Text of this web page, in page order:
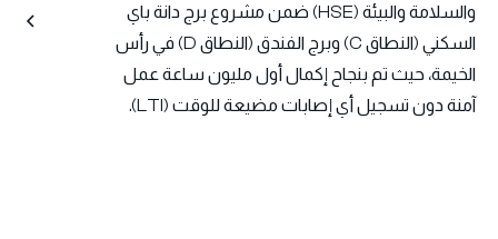
والسلامة والبيئة (HSE) ضمن مشروع برج دانة باي
السكني (النطاق C) وبرج الفندق (النطاق D) في رأس
الخيمة، حيث تم بنجاح إكمال أول مليون ساعة عمل
آمنة دون تسجيل أي إصابات مضيعة للوقت (LTI).